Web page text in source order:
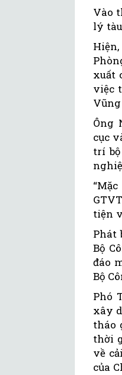
Vào
lý
xuất
việc
Vũng
Ông
cục
trí
tiện
Phát
Bộ
đáo
Bộ
Phó
xây
tháo
thời
về
của